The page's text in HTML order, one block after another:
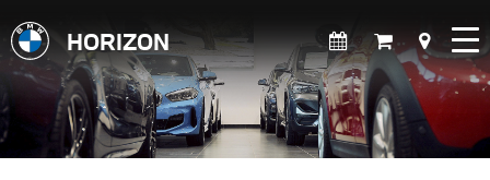
HORIZON